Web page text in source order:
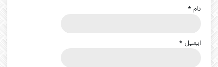
نام *
ایمیل *